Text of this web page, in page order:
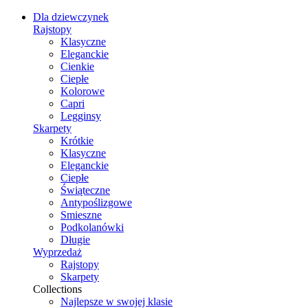
Dla dziewczynek
Rajstopy
Klasyczne
Eleganckie
Cienkie
Ciepłe
Kolorowe
Capri
Legginsy
Skarpety
Krótkie
Klasyczne
Eleganckie
Ciepłe
Świąteczne
Antypoślizgowe
Smieszne
Podkolanówki
Długie
Wyprzedaż
Rajstopy
Skarpety
Collections
Najlepsze w swojej klasie